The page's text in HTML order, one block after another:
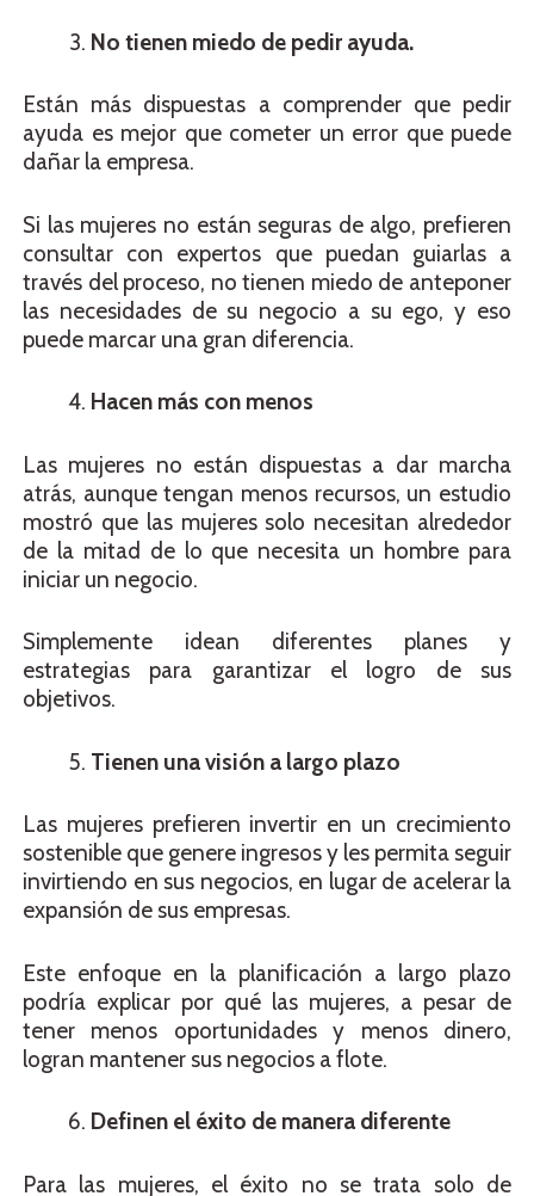
No tienen miedo de pedir ayuda.
Están más dispuestas a comprender que pedir
ayuda es mejor que cometer un error que puede
dañar la empresa.
Si las mujeres no están seguras de algo, prefieren
consultar con expertos que puedan guiarlas a
través del proceso, no tienen miedo de anteponer
las necesidades de su negocio a su ego, y eso
puede marcar una gran diferencia.
Hacen más con menos
Las mujeres no están dispuestas a dar marcha
atrás, aunque tengan menos recursos, un estudio
mostró que las mujeres solo necesitan alrededor
de la mitad de lo que necesita un hombre para
iniciar un negocio.
Simplemente idean diferentes planes y
estrategias para garantizar el logro de sus
objetivos.
Tienen una visión a largo plazo
Las mujeres prefieren invertir en un crecimiento
sostenible que genere ingresos y les permita seguir
invirtiendo en sus negocios, en lugar de acelerar la
expansión de sus empresas.
Este enfoque en la planificación a largo plazo
podría explicar por qué las mujeres, a pesar de
tener menos oportunidades y menos dinero,
logran mantener sus negocios a flote.
Definen el éxito de manera diferente
Para las mujeres, el éxito no se trata solo de